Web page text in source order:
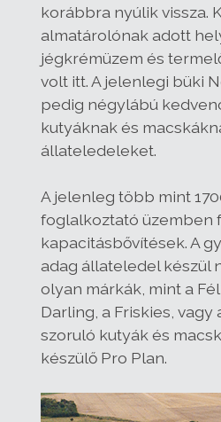
korábbra nyúlik vissza.
almatárolónak adott
jégkrémüzem és
volt itt. A jelenlegi büki
pedig négylábú
kutyáknak és
állateledeleket.
A jelenleg több mint
foglalkoztató üzemben
kapacitásbővítések. A
adag állateledel készül
olyan márkák, mint a
Darling, a Friskies, vagy
szoruló kutyák és
készülő Pro Plan.